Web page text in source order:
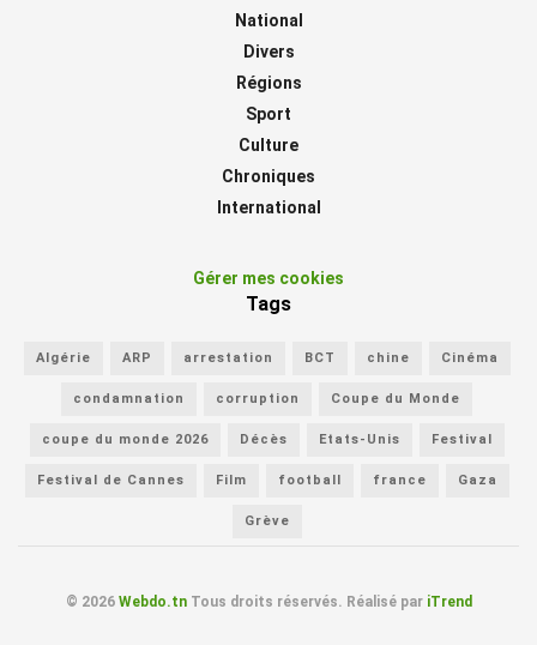
National
Divers
Régions
Sport
Culture
Chroniques
International
Gérer mes cookies
Tags
Algérie ARP arrestation BCT chine Cinéma
condamnation corruption Coupe du Monde
coupe du monde 2026 Décès Etats-Unis Festival
Festival de Cannes Film football france Gaza
Grève
© 2026 Webdo.tnTous droits réservés. Réalisé par iTrend